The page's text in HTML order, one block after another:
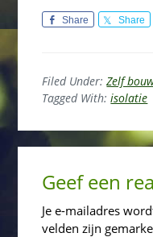
Share Share
Filed Under:Zelf
Tagged With:isolatie
Interactions
Geef een
Je e-mailadres
velden zijn